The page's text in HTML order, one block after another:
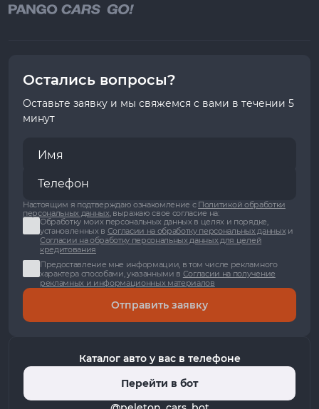
Остались вопросы?
Оставьте заявку и мы свяжемся с вами в течении 5
минут
Настоящим я подтверждаю ознакомление с Политикой обработки
персональных данных, выражаю свое согласие на:
Обработку моих персональных данных в целях и порядке,
установленных в Согласии на обработку персональных данныхи
Согласии на обработку персональных данных для целей
кредитования
Предоставление мне информации, в том числе рекламного
характера способами, указанными в Согласии на получение
рекламных и информационных материалов
Отправить заявку
Каталог авто у вас в телефоне
Перейти в бот